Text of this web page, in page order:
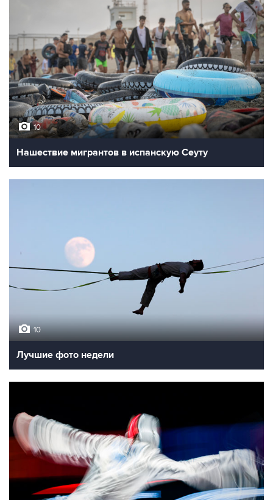
10
Нашествие мигрантов в испанскую Сеуту
10
Лучшие фото недели